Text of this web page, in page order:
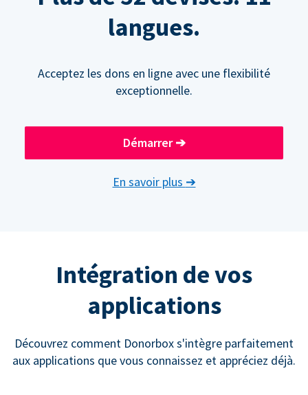
langues.
Acceptez les dons en ligne avec une flexibilité
exceptionnelle.
Démarrer➔
En savoir plus ➔
Intégration de vos
applications
Découvrez comment Donorbox s'intègre parfaitement
aux applications que vous connaissez et appréciez déjà.